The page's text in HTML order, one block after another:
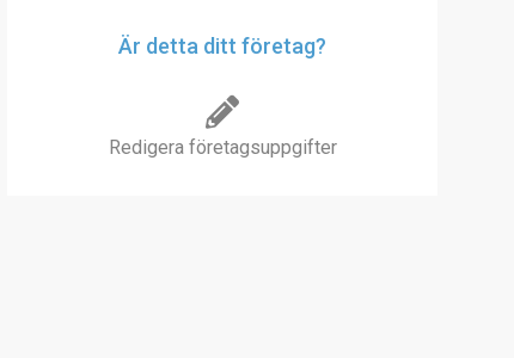
Är detta ditt företag?
Redigera företagsuppgifter